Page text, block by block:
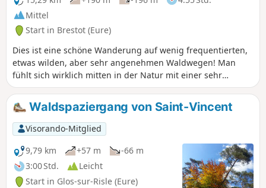
architektonischen Erbes bewundern
kann. Nicht markierte Route, die drei
offiziell markierte Routen kreuzt: eine
hellblaue Route ab Campigny (CY), eine
gelbe und eine dunkelblaue Route ab
Saint Martin Saint Firmin (SM).
Mittel
Start in Brestot (Eure)
Dies ist eine schöne Wanderung auf wenig frequentierten,
etwas wilden, aber sehr angenehmen Waldwegen! Man
fühlt sich wirklich mitten in der Natur mit einer sehr
vielfältigen Vegetation und Baumarten, wunderschönen
Farnen usw. Man atmet tief durch, denn diese Strecke ist
mit ihren schönen Aufstiegen und technischen Passagen
doch recht sportlich, aber dennoch ohne größere Probleme
zu bewältigen ...
Waldspaziergang von Saint-Vincent
Visorando-Mitglied
9,79 km
+57 m
-66 m
3:00 Std.
Leicht
Start in Glos-sur-Risle (Eure)